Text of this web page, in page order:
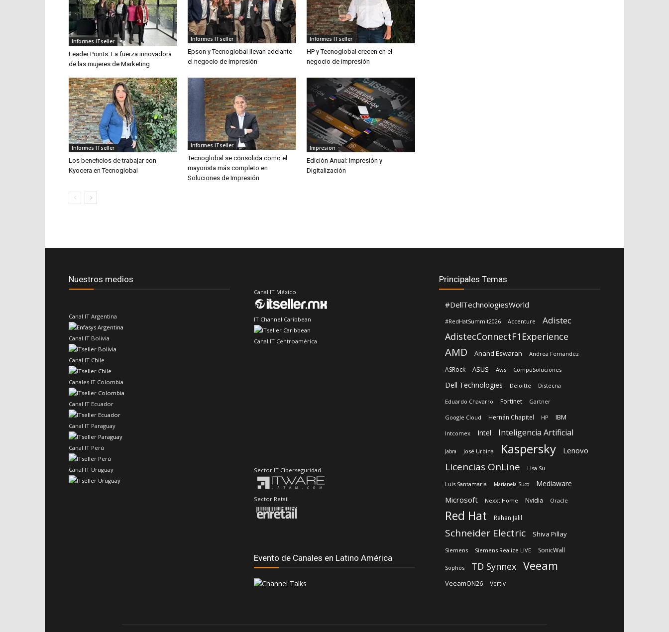
Informes ITseller
Leader Points: La fuerza innovadora
de las mujeres de Marketing
Informes ITseller
Epson y Tecnoglobal llevan adelante
el negocio de impresión
Informes ITseller
HP y Tecnoglobal crecen en el
negocio de impresión
Informes ITseller
Los beneficios de trabajar con
Kyocera en Tecnoglobal
Informes ITseller
Tecnoglobal se consolida como el
mayorista más completo en
Soluciones de Impresión
Impresion
Edición Anual: Impresión y
Digitalización
Nuestros medios
Canal IT Argentina
Canal IT Bolivia
Canal IT Chile
Canales IT Colombia
Canal IT Ecuador
Canal IT Paraguay
Canal IT Perú
Canal IT Uruguay
Canal IT México
IT Channel Caribbean
Canal IT Centroamérica
Sector IT Ciberseguridad
Sector Retail
Evento de Canales en Latino América
Principales Temas
#DellTechnologiesWorld
#RedHatSummit2026 Accenture Adistec
AdistecConnectF1Experience
AMD Anand Eswaran Andrea Fernandez
ASRock ASUS Aws CompuSoluciones
Dell Technologies Deloitte Distecna
Eduardo Chavarro Fortinet Gartner
Google Cloud Hernán Chapitel HP IBM
Intcomex Intel Inteligencia Artificial
Jabra José Urbina Kaspersky Lenovo
Licencias OnLine Lisa Su
Luis Santamaria Marianela Suco Mediaware
Microsoft Nexxt Home Nvidia Oracle
Red Hat Rehan Jalil
Schneider Electric Shiva Pillay
Siemens Siemens Realize LIVE SonicWall
Sophos TD Synnex Veeam
VeeamON26 Vertiv